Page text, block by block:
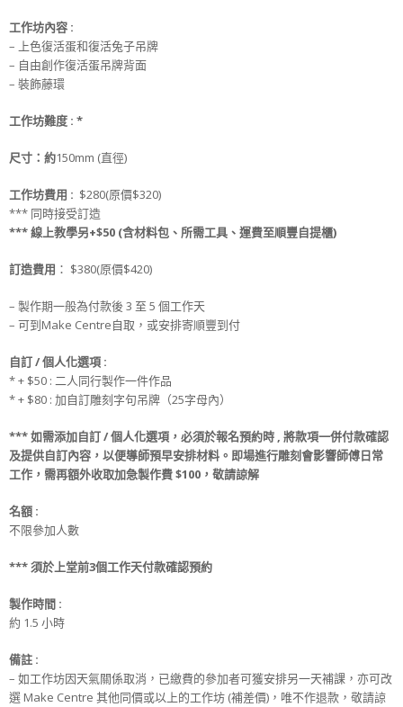
工作坊內容 :
– 上色復活蛋和復活兔子吊牌
– 自由創作復活蛋吊牌背面
– 裝飾藤環
工作坊難度 : *
尺寸 ：約150mm (直徑)
工作坊費用 : $280(原價$320)
*** 同時接受訂造
*** 線上教學另+$50 (含材料包、所需工具、運費至順豐自提櫃)
訂造費用 ： $380(原價$420)
– 製作期一般為付款後 3 至 5 個工作天
– 可到Make Centre自取，或安排寄順豐到付
自訂 / 個人化選項 :
* + $50 : 二人同行製作一件作品
* + $80 : 加自訂雕刻字句吊牌（25字母內）
***如需添加自訂 / 個人化選項 ，必須於報名預約時 , 將款項一併付款確認
及提供自訂內容， 以便導師預早安排材料 。 即場進行雕刻會影響師傅日常
工作， 需再額外收取加急製作費$100，敬請諒解
名額 :
不限參加人數
***須於上堂前3個工作天付款確認預約
製作時間 :
約 1.5 小時
備註 :
– 如工作坊因天氣關係取消，已繳費的參加者可獲安排另一天補課，亦可改
選 Make Centre 其他同價或以上的工作坊 (補差價)，唯不作退款，敬請諒